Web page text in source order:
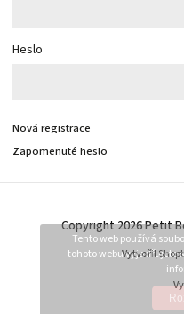
Tento web používá
tohoto webu vyjadřujete
Heslo
Nová registrace
Zapomenuté heslo
Copyright 2026Petit
Vytvořil